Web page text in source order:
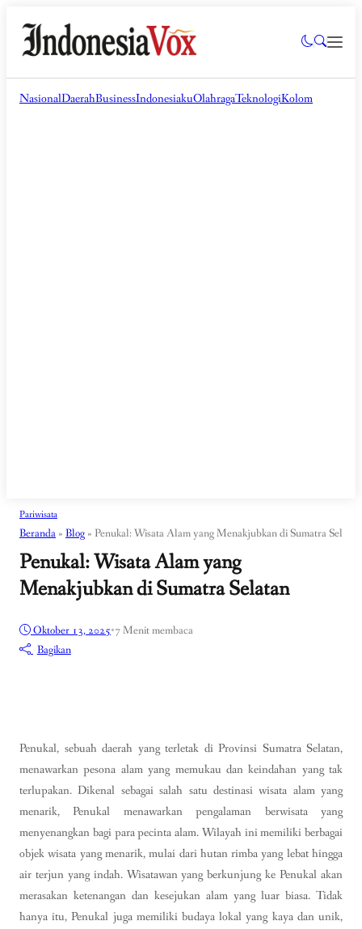
NasionalDaerahBusinessIndonesiakuOlahragaTeknologiKolom
Pariwisata
Beranda » Blog » Penukal: Wisata Alam yang Menakjubkan di Sumatra Selatan
Penukal: Wisata Alam yang
Menakjubkan di Sumatra Selatan
Oktober 13, 2025•7 Menit membaca
Bagikan
Penukal, sebuah daerah yang terletak di Provinsi Sumatra Selatan,
menawarkan pesona alam yang memukau dan keindahan yang tak
terlupakan. Dikenal sebagai salah satu destinasi wisata alam yang
menarik, Penukal menawarkan pengalaman berwisata yang
menyenangkan bagi para pecinta alam. Wilayah ini memiliki berbagai
objek wisata yang menarik, mulai dari hutan rimba yang lebat hingga
air terjun yang indah. Wisatawan yang berkunjung ke Penukal akan
merasakan ketenangan dan kesejukan alam yang luar biasa. Tidak
hanya itu, Penukal juga memiliki budaya lokal yang kaya dan unik,